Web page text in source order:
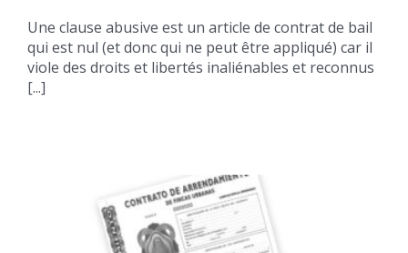
Une clause abusive est un article de contrat de bail
qui est nul (et donc qui ne peut être appliqué) car il
viole des droits et libertés inaliénables et reconnus
[...]